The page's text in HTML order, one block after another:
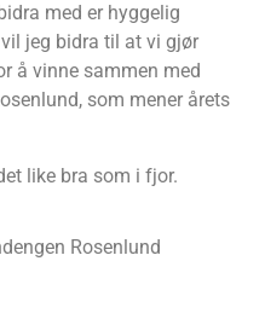
med er hyggelig
jeg bidra til at vi gjør
å vinne sammen med
som mener årets
like bra som i fjor.